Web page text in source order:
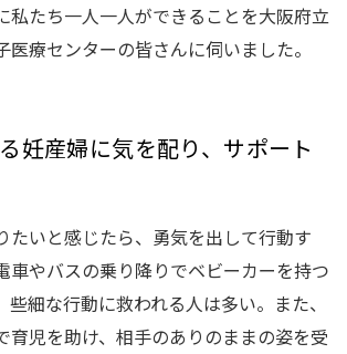
私たち一人一人ができることを大阪府立
療センターの皆さんに伺いました。
る妊産婦に気を配り、サポート
たいと感じたら、勇気を出して行動す
車やバスの乗り降りでベビーカーを持つ
細な行動に救われる人は多い。また、
育児を助け、相手のありのままの姿を受